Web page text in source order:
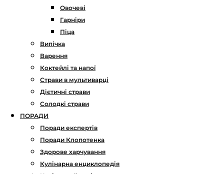
Овочеві
Гарніри
Піца
Випічка
Варення
Коктейлі та напої
Страви в мультиварці
Дієтичні страви
Солодкі страви
ПОРАДИ
Поради експертів
Поради Клопотенка
Здорове харчування
Кулінарна енциклопедія